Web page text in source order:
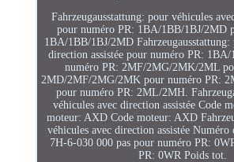
Fahrzeugausstattung: pour véhicules
pour numéro PR: 1BA/1BB/1BJ/2MD
1BA/1BB/1BJ/2MD Fahrzeugausstattung:
direction assistée pour numéro PR:
numéro PR: 2MF/2MG/2MK/2ML
2MD/2MF/2MG/2MK pour numéro PR:
pour numéro PR: 2ML/2MH.
véhicules avec direction assistée Code
moteur: AXD Code moteur: AXD
véhicules avec direction assistée
7H-6-030 000 pas pour numéro PR:
PR: 0WR Poids tot.